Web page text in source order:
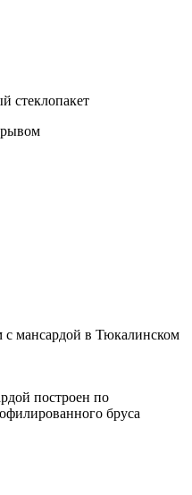
стеклопакет
мансардой в Тюкалинском
построен по
бруса